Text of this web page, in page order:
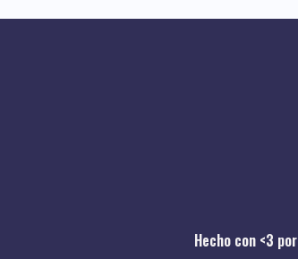
Hecho con <3 por